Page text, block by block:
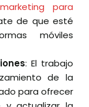
para
de que esté
móviles
: El trabajo
de la
para ofrecer